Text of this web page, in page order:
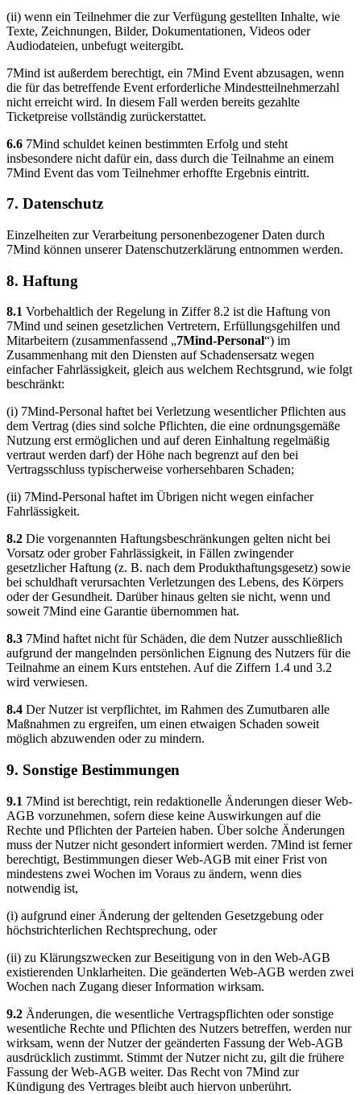
(ii) wenn ein Teilnehmer die zur Verfügung gestellten Inhalte, wie
Texte, Zeichnungen, Bilder, Dokumentationen, Videos oder
Audiodateien, unbefugt weitergibt.
7Mind ist außerdem berechtigt, ein 7Mind Event abzusagen, wenn
die für das betreffende Event erforderliche Mindestteilnehmerzahl
nicht erreicht wird. In diesem Fall werden bereits gezahlte
Ticketpreise vollständig zurückerstattet.
6.6 7Mind schuldet keinen bestimmten Erfolg und steht
insbesondere nicht dafür ein, dass durch die Teilnahme an einem
7Mind Event das vom Teilnehmer erhoffte Ergebnis eintritt.
7. Datenschutz
Einzelheiten zur Verarbeitung personenbezogener Daten durch
7Mind können unserer Datenschutzerklärung entnommen werden.
8. Haftung
8.1 Vorbehaltlich der Regelung in Ziffer 8.2 ist die Haftung von
7Mind und seinen gesetzlichen Vertretern, Erfüllungsgehilfen und
Mitarbeitern (zusammenfassend „7Mind-Personal“) im
Zusammenhang mit den Diensten auf Schadensersatz wegen
einfacher Fahrlässigkeit, gleich aus welchem Rechtsgrund, wie folgt
beschränkt:
(i) 7Mind-Personal haftet bei Verletzung wesentlicher Pflichten aus
dem Vertrag (dies sind solche Pflichten, die eine ordnungsgemäße
Nutzung erst ermöglichen und auf deren Einhaltung regelmäßig
vertraut werden darf) der Höhe nach begrenzt auf den bei
Vertragsschluss typischerweise vorhersehbaren Schaden;
(ii) 7Mind-Personal haftet im Übrigen nicht wegen einfacher
Fahrlässigkeit.
8.2 Die vorgenannten Haftungsbeschränkungen gelten nicht bei
Vorsatz oder grober Fahrlässigkeit, in Fällen zwingender
gesetzlicher Haftung (z. B. nach dem Produkthaftungsgesetz) sowie
bei schuldhaft verursachten Verletzungen des Lebens, des Körpers
oder der Gesundheit. Darüber hinaus gelten sie nicht, wenn und
soweit 7Mind eine Garantie übernommen hat.
8.3 7Mind haftet nicht für Schäden, die dem Nutzer ausschließlich
aufgrund der mangelnden persönlichen Eignung des Nutzers für die
Teilnahme an einem Kurs entstehen. Auf die Ziffern 1.4 und 3.2
wird verwiesen.
8.4 Der Nutzer ist verpflichtet, im Rahmen des Zumutbaren alle
Maßnahmen zu ergreifen, um einen etwaigen Schaden soweit
möglich abzuwenden oder zu mindern.
9. Sonstige Bestimmungen
9.1 7Mind ist berechtigt, rein redaktionelle Änderungen dieser Web-
AGB vorzunehmen, sofern diese keine Auswirkungen auf die
Rechte und Pflichten der Parteien haben. Über solche Änderungen
muss der Nutzer nicht gesondert informiert werden. 7Mind ist ferner
berechtigt, Bestimmungen dieser Web-AGB mit einer Frist von
mindestens zwei Wochen im Voraus zu ändern, wenn dies
notwendig ist,
(i) aufgrund einer Änderung der geltenden Gesetzgebung oder
höchstrichterlichen Rechtsprechung, oder
(ii) zu Klärungszwecken zur Beseitigung von in den Web-AGB
existierenden Unklarheiten. Die geänderten Web-AGB werden zwei
Wochen nach Zugang dieser Information wirksam.
9.2 Änderungen, die wesentliche Vertragspflichten oder sonstige
wesentliche Rechte und Pflichten des Nutzers betreffen, werden nur
wirksam, wenn der Nutzer der geänderten Fassung der Web-AGB
ausdrücklich zustimmt. Stimmt der Nutzer nicht zu, gilt die frühere
Fassung der Web-AGB weiter. Das Recht von 7Mind zur
Kündigung des Vertrages bleibt auch hiervon unberührt.